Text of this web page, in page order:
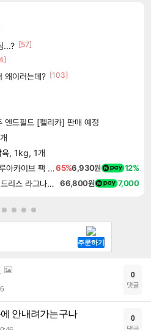
...? [57]
왜이러는데? [103]
엔드필드 [펠리카] 판매 예정
육, 1kg, 1개
디제이맥스 리스펙트 V 블루아카이브 팩 DJMAX RESPECT V Blue Archive Pack DLC65%6,930원 12%
그랑블루 판타지 리링크 엔드리스 라그나로크 Granblue Fantasy Relink Endless Ragnarok 66,800원 7,000
0
댓글
안내려가는구나 0
댓글